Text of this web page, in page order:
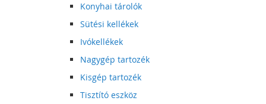
Konyhai tárolók
Sütési kellékek
Ivókellékek
Nagygép tartozék
Kisgép tartozék
Tisztító eszköz